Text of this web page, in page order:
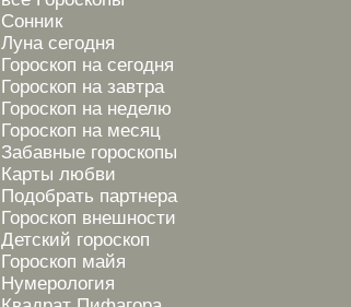
Сонник
Луна сегодня
Гороскоп на сегодня
Гороскоп на завтра
Гороскоп на неделю
Гороскоп на месяц
Забавные гороскопы
Карты любви
Подобрать партнера
Гороскоп внешности
Детский гороскоп
Гороскоп майя
Нумерология